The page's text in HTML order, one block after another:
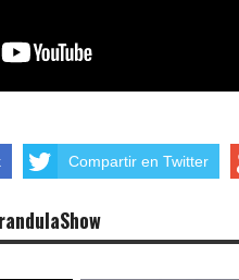
Compartir en Twitter